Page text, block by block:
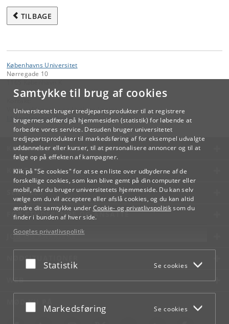
Samtykke til brug af cookies
Universitetet bruger tredjepartsprodukter til at registrere
brugernes adfærd på hjemmesiden (statistik) for løbende at
forbedre vores service. Desuden bruger universitetet
tredjepartsprodukter til markedsføring af for eksempel udvalgte
uddannelser eller kurser, til at personalisere annoncer og til at
følge op på effekten af kampagner.
Klik på "Se cookies" for at se en liste over udbyderne af de
forskellige cookies, som kan blive gemt på din computer eller
mobil, når du bruger universitetets hjemmeside. Du kan selv
vælge om du vil acceptere eller afslå cookies, og du kan altid
ændre dit samtykke under Cookie- og privatlivspolitiksom du
finder i bunden af hver side.
Googles privatlivspolitik
Acceptér eller afslå
Statistik Se cookies
Acceptér eller afslå
Markedsføring Se cookies
TILBAGE
Københavns Universitet
Nørregade 10
Videreuddannelse og Livslang Læring
lifelonglearning@adm.ku.dk
KØBENHAVNS UNIVERSITET
KONTAKT
SERVICES
FOR STUDERENDE OG ANSATTE
JOB OG KARRIERE
NØDSITUATIONER
WEB
MØD KU PÅ